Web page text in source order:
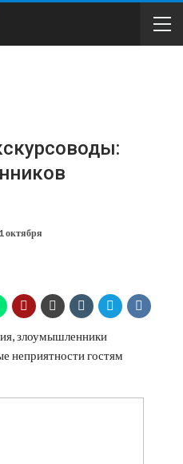
октября
злоумышленники
неприятности гостям